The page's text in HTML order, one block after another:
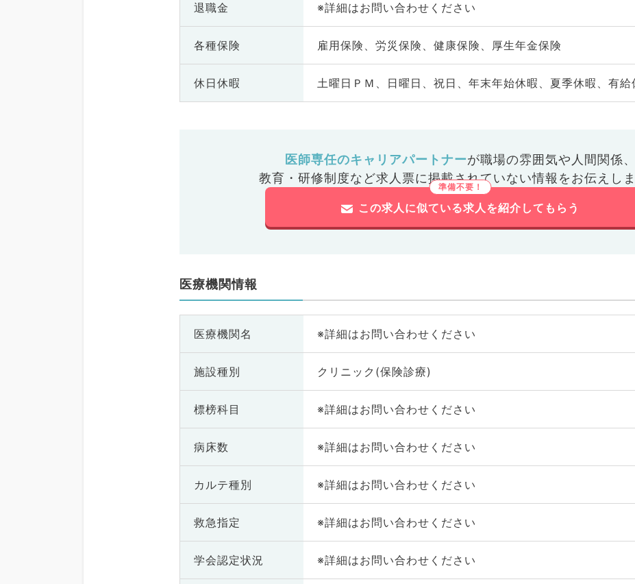
退職金 ※詳細はお問い合わせください
各種保険 雇用保険、労災保険、健康保険、厚生年金保険
休日休暇 土曜日ＰＭ、日曜日、祝日、年末年始休暇、夏季休暇、有給
医師専任のキャリアパートナーが職場の雰囲気や人間関係、
教育・研修制度など求人票に掲載されていない情報をお伝えしま
この求人に似ている求人を紹介してもらう
医療機関情報
医療機関名 ※詳細はお問い合わせください
施設種別 クリニック(保険診療)
標榜科目 ※詳細はお問い合わせください
病床数 ※詳細はお問い合わせください
カルテ種別 ※詳細はお問い合わせください
救急指定 ※詳細はお問い合わせください
学会認定状況 ※詳細はお問い合わせください